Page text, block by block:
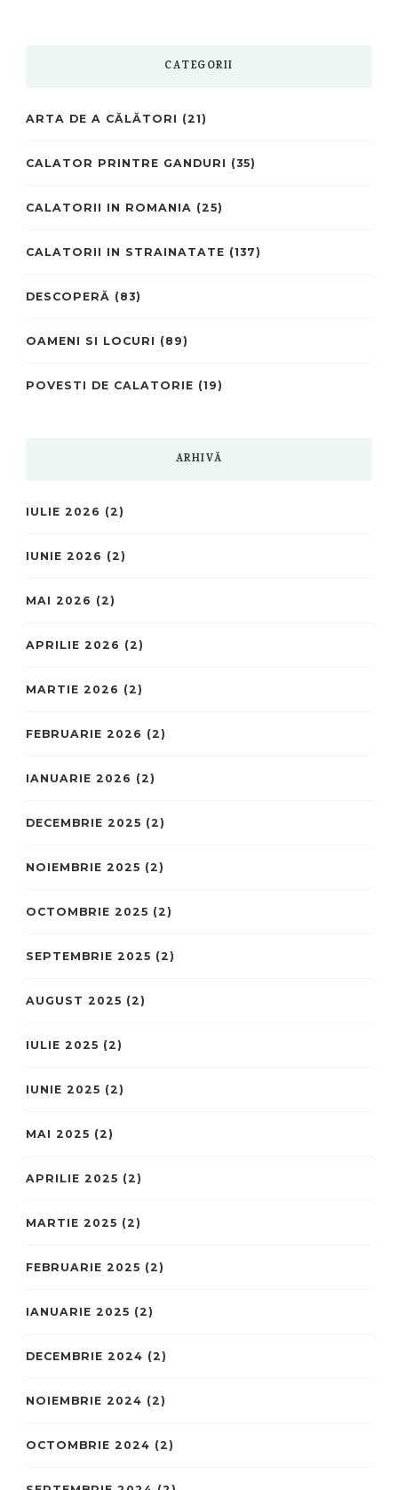
CATEGORII
ARTA DE A CĂLĂTORI (21)
CALATOR PRINTRE GANDURI (35)
CALATORII IN ROMANIA (25)
CALATORII IN STRAINATATE (137)
DESCOPERĂ (83)
OAMENI SI LOCURI (89)
POVESTI DE CALATORIE (19)
ARHIVĂ
IULIE 2026 (2)
IUNIE 2026 (2)
MAI 2026 (2)
APRILIE 2026 (2)
MARTIE 2026 (2)
FEBRUARIE 2026 (2)
IANUARIE 2026 (2)
DECEMBRIE 2025 (2)
NOIEMBRIE 2025 (2)
OCTOMBRIE 2025 (2)
SEPTEMBRIE 2025 (2)
AUGUST 2025 (2)
IULIE 2025 (2)
IUNIE 2025 (2)
MAI 2025 (2)
APRILIE 2025 (2)
MARTIE 2025 (2)
FEBRUARIE 2025 (2)
IANUARIE 2025 (2)
DECEMBRIE 2024 (2)
NOIEMBRIE 2024 (2)
OCTOMBRIE 2024 (2)